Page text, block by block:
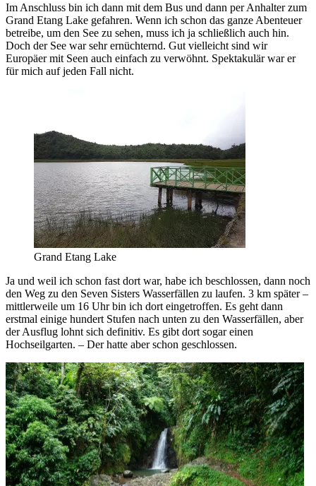
Im Anschluss bin ich dann mit dem Bus und dann per Anhalter zum
Grand Etang Lake gefahren. Wenn ich schon das ganze Abenteuer
betreibe, um den See zu sehen, muss ich ja schließlich auch hin.
Doch der See war sehr ernüchternd. Gut vielleicht sind wir
Europäer mit Seen auch einfach zu verwöhnt. Spektakulär war er
für mich auf jeden Fall nicht.
Grand Etang Lake
Ja und weil ich schon fast dort war, habe ich beschlossen, dann noch
den Weg zu den Seven Sisters Wasserfällen zu laufen. 3 km später –
mittlerweile um 16 Uhr bin ich dort eingetroffen. Es geht dann
erstmal einige hundert Stufen nach unten zu den Wasserfällen, aber
der Ausflug lohnt sich definitiv. Es gibt dort sogar einen
Hochseilgarten. – Der hatte aber schon geschlossen.